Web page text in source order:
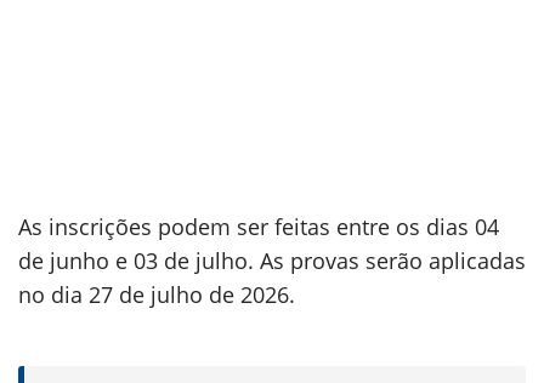
As inscrições podem ser feitas entre os dias 04
de junho e 03 de julho. As provas serão aplicadas
no dia 27 de julho de 2026.